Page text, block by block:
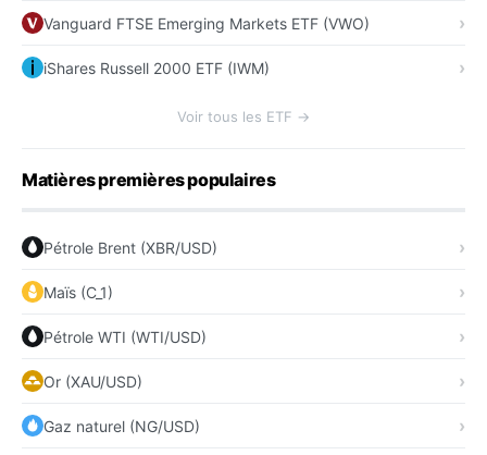
Vanguard FTSE Emerging Markets ETF (VWO)
iShares Russell 2000 ETF (IWM)
Voir tous les ETF →
Matières premières populaires
Pétrole Brent (XBR/USD)
Maïs (C_1)
Pétrole WTI (WTI/USD)
Or (XAU/USD)
Gaz naturel (NG/USD)